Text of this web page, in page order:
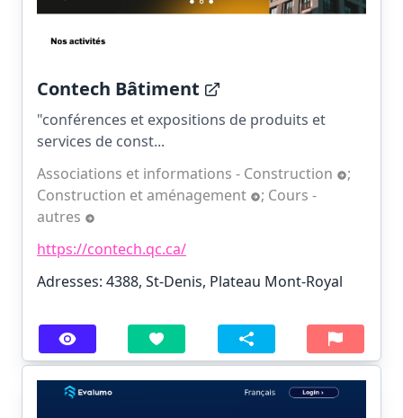
Contech Bâtiment
"conférences et expositions de produits et
services de const...
Associations et informations - Construction
;
Construction et aménagement
; Cours -
autres
https://contech.qc.ca/
Adresses: 4388, St-Denis, Plateau Mont-Royal